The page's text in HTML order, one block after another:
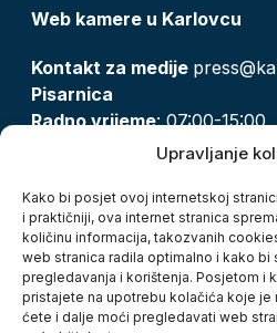
Upravljanje
Kako bi posjet ovoj internetskoj
i praktičniji, ova internet stranica
količinu informacija, takozvanih
web stranica radila optimalno i kako
pregledavanja i korištenja. Posjetom i
pristajete na upotrebu kolačića koje je
ćete i dalje moći pregledavati web
Web kamere u Karlovcu
Kontakt za medije
Pisarnica
Radno vrijeme: 07:00-15:00
Zaštita osobnih podataka
Pristup informacijama
Kolačići